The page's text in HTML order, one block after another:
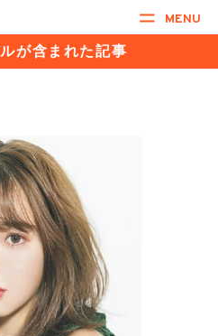
MENU
が含まれた記事